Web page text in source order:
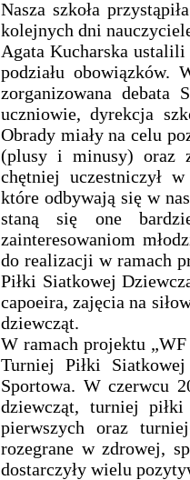
Nasza szkoła
kolejnych dni
Agata Kucharska
podziału obowiązków.
zorganizowana debata
uczniowie, dyrekcja
Obrady miały na celu
(plusy i minusy) oraz
chętniej uczestniczył
które odbywają się w
staną się one
zainteresowaniom
do realizacji w ramach
Piłki Siatkowej
capoeira, zajęcia na
dziewcząt.
W ramach projektu
Turniej Piłki
Sportowa. W czerwcu
dziewcząt, turniej
pierwszych oraz
rozegrane w zdrowej,
dostarczyły wielu